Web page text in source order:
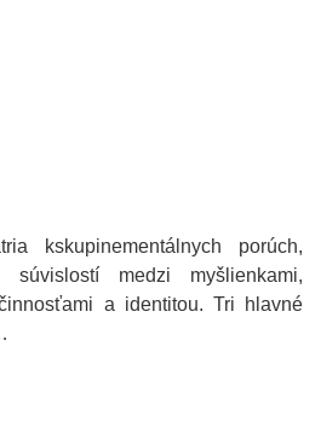
kskupinementálnych porúch,
súvislostí medzi myšlienkami,
a identitou. Tri hlavné